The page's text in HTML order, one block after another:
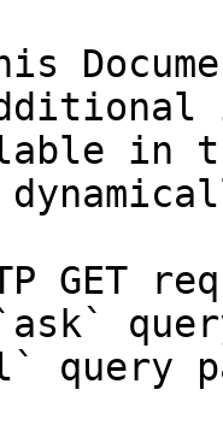
in
GET
query